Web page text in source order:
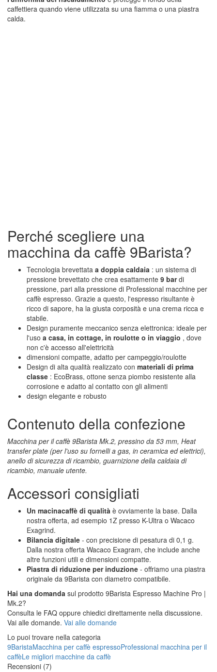
caffettiera quando viene utilizzata su una fiamma o una piastra
calda.
Perché scegliere una
macchina da caffè 9Barista?
Tecnologia brevettata a doppia caldaia : un sistema di
pressione brevettato che crea esattamente 9 bardi
pressione, pari alla pressione di Professional macchine per
caffè espresso. Grazie a questo, l'espresso risultante è
ricco di sapore, ha la giusta corposità e una crema ricca e
stabile.
Design puramente meccanico senza elettronica: ideale per
l'uso a casa, in cottage, in roulotte o in viaggio , dove
non c'è accesso all'elettricità
dimensioni compatte, adatto per campeggio/roulotte
Design di alta qualità realizzato con materiali di prima
classe : EcoBrass, ottone senza piombo resistente alla
corrosione e adatto al contatto con gli alimenti
design elegante e robusto
Contenuto della confezione
Macchina per il caffè 9Barista Mk.2, pressino da 53 mm, Heat
transfer plate (per l'uso su fornelli a gas, in ceramica ed elettrici),
anello di sicurezza di ricambio, guarnizione della caldaia di
ricambio, manuale utente.
Accessori consigliati
Un macinacaffè di qualità è ovviamente la base. Dalla
nostra offerta, ad esempio 1Z presso K-Ultra o Wacaco
Exagrind.
Bilancia digitale - con precisione di pesatura di 0,1 g.
Dalla nostra offerta Wacaco Exagram, che include anche
altre funzioni utili e dimensioni compatte.
Piastra di riduzione per induzione - offriamo una piastra
originale da 9Barista con diametro compatibile.
Hai una domanda sul prodotto 9Barista Espresso Machine Pro |
Mk.2?
Consulta le FAQ oppure chiedici direttamente nella discussione.
Vai alle domande. Vai alle domande
Lo puoi trovare nella categoria
9BaristaMacchina per caffè espressoProfessional macchina per il
caffèLe migliori macchine da caffè
Recensioni (7)